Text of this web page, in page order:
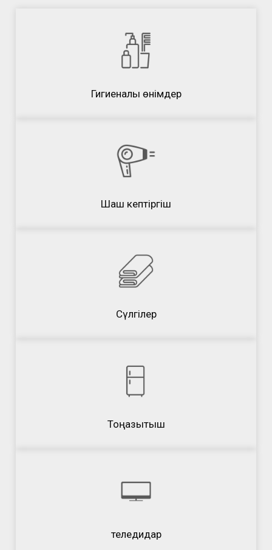
Гигиеналық өнімдер
Шаш кептіргіш
Сүлгілер
Тоңазытқыш
теледидар